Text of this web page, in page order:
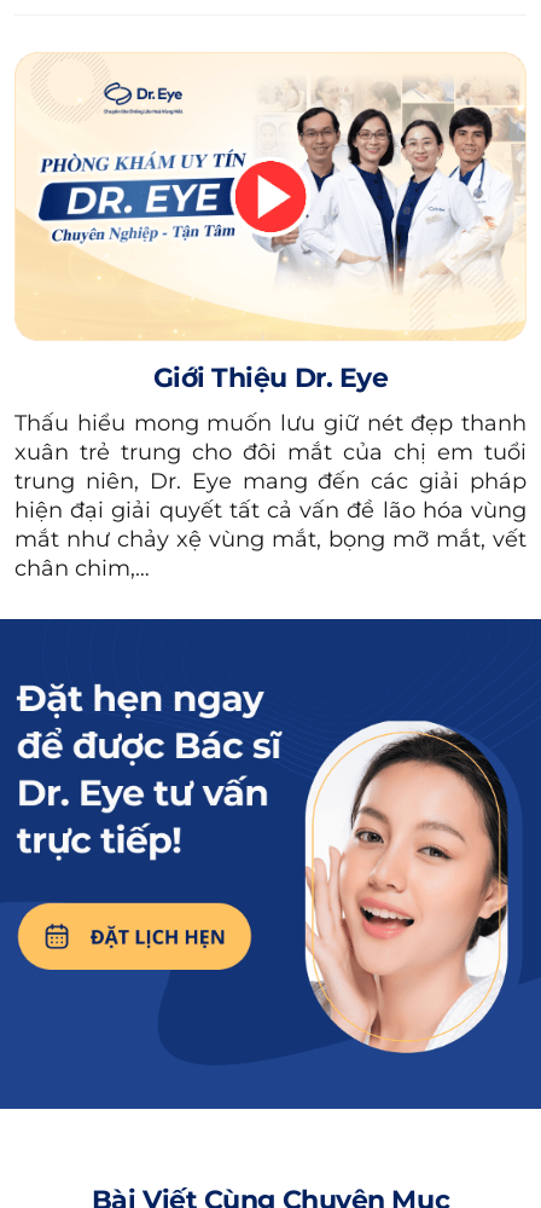
Căng chỉ vùng mắt là phương pháp sử dụng chỉ sinh học
đưa vào dưới da nhằm nâng cơ, làm mờ nếp nhăn và cải
thiện tình trạng chùng nhão quanh mắt.
2. Ưu điểm của căng chỉ collagen
những phương pháp trẻ hóa được ưa chuộng
hiện nay nhờ vào những ưu điểm nổi bật như:
2.1. Cải thiện làn da hiệu quả, kết quả rõ
rệt
Căng chỉ collagen vùng mắt giúp nâng đỡ các
vùng da chảy xệ như đuôi mắt, bọng mắt,
đồng thời làm mờ nếp nhăn quanh mắt. Nhờ
cơ chế kích thích tăng sinh collagen tự nhiên,
làn da trở nên săn chắc, căng mịn và tươi trẻ
hơn chỉ sau thời gian ngắn thực hiện.
sâu
dưới da bằng kim chuyên dụng mà không cần
Giới Thiệu Dr. Eye
Thấu hiểu mong muốn lưu giữ nét đẹp thanh
xuân trẻ trung cho đôi mắt của chị em tuổi
trung niên, Dr. Eye mang đến các giải pháp
hiện đại giải quyết tất cả vấn đề lão hóa vùng
mắt như chảy xệ vùng mắt, bọng mỡ mắt, vết
chân chim,…
Bài Viết Cùng Chuyên Mục